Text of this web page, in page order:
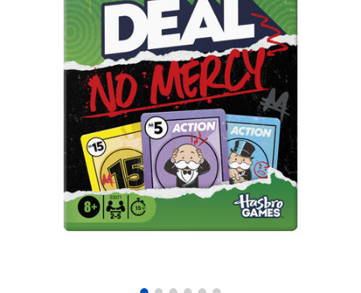
玩具車,貨車,火車及遙控系列
手工藝,文具,蠟筆,泥膠,畫板
娃娃, 芭比,收藏公仔
電子玩具
遊戲及拼圖系列
戶外及運動用品
Mini Brands
Play-Doh培樂多
Pokemon寶可夢
playpop
LEGO樂高
8~11歳
12~14歳
14歳以上